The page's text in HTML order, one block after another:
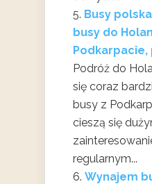
Busy
busy do
Podróż do
się coraz
busy z
cieszą się
regularnym...
Wynajem